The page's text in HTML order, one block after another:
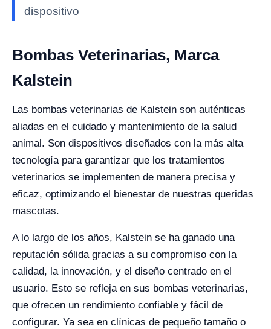
dispositivo
Bombas Veterinarias, Marca
Kalstein
Las bombas veterinarias de Kalstein son auténticas
aliadas en el cuidado y mantenimiento de la salud
animal. Son dispositivos diseñados con la más alta
tecnología para garantizar que los tratamientos
veterinarios se implementen de manera precisa y
eficaz, optimizando el bienestar de nuestras queridas
mascotas.
A lo largo de los años, Kalstein se ha ganado una
reputación sólida gracias a su compromiso con la
calidad, la innovación, y el diseño centrado en el
usuario. Esto se refleja en sus bombas veterinarias,
que ofrecen un rendimiento confiable y fácil de
configurar. Ya sea en clínicas de pequeño tamaño o